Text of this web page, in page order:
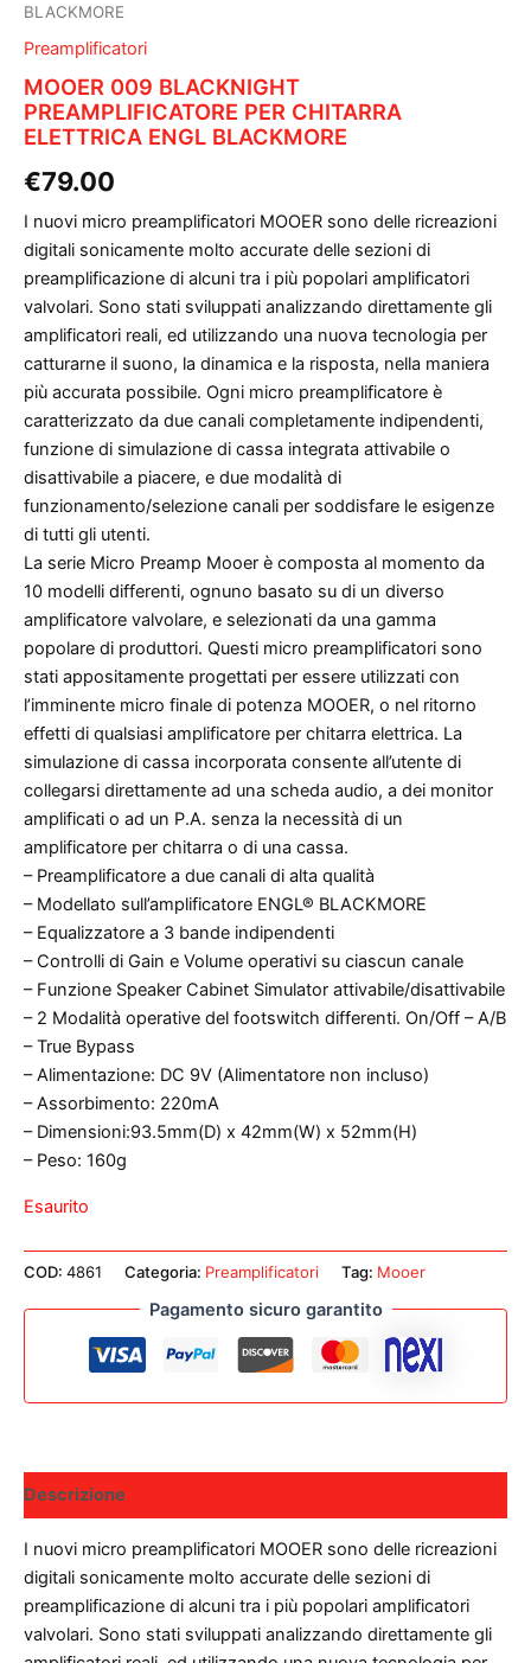
BLACKMORE
Preamplificatori
MOOER 009 BLACKNIGHT
PREAMPLIFICATORE PER CHITARRA
ELETTRICA ENGL BLACKMORE
€79.00
I nuovi micro preamplificatori MOOER sono delle ricreazioni
digitali sonicamente molto accurate delle sezioni di
preamplificazione di alcuni tra i più popolari amplificatori
valvolari. Sono stati sviluppati analizzando direttamente gli
amplificatori reali, ed utilizzando una nuova tecnologia per
catturarne il suono, la dinamica e la risposta, nella maniera
più accurata possibile. Ogni micro preamplificatore è
caratterizzato da due canali completamente indipendenti,
funzione di simulazione di cassa integrata attivabile o
disattivabile a piacere, e due modalità di
funzionamento/selezione canali per soddisfare le esigenze
di tutti gli utenti.
La serie Micro Preamp Mooer è composta al momento da
10 modelli differenti, ognuno basato su di un diverso
amplificatore valvolare, e selezionati da una gamma
popolare di produttori. Questi micro preamplificatori sono
stati appositamente progettati per essere utilizzati con
l’imminente micro finale di potenza MOOER, o nel ritorno
effetti di qualsiasi amplificatore per chitarra elettrica. La
simulazione di cassa incorporata consente all’utente di
collegarsi direttamente ad una scheda audio, a dei monitor
amplificati o ad un P.A. senza la necessità di un
amplificatore per chitarra o di una cassa.
– Preamplificatore a due canali di alta qualità
– Modellato sull’amplificatore ENGL® BLACKMORE
– Equalizzatore a 3 bande indipendenti
– Controlli di Gain e Volume operativi su ciascun canale
– Funzione Speaker Cabinet Simulator attivabile/disattivabile
– 2 Modalità operative del footswitch differenti. On/Off – A/B
– True Bypass
– Alimentazione: DC 9V (Alimentatore non incluso)
– Assorbimento: 220mA
– Dimensioni:93.5mm(D) x 42mm(W) x 52mm(H)
– Peso: 160g
Esaurito
COD: 4861 Categoria: Preamplificatori Tag: Mooer
Pagamento sicuro garantito
Descrizione
I nuovi micro preamplificatori MOOER sono delle ricreazioni
digitali sonicamente molto accurate delle sezioni di
preamplificazione di alcuni tra i più popolari amplificatori
valvolari. Sono stati sviluppati analizzando direttamente gli